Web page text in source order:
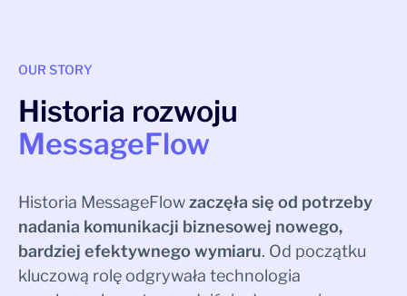
OUR STORY
Historia rozwoju
MessageFlow
Historia MessageFlowzaczęła się od potrzeby
nadania komunikacji biznesowej nowego,
bardziej efektywnego wymiaru. Od początku
kluczową rolę odgrywała technologia